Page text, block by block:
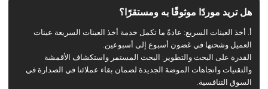
هل تريد موردًا موثوقًا به ومستقرًا؟
أ. أخذ العينات السريع: عادةً ما تكمل خدمة أخذ العينات السريعة عينات
العميل وشحنها في غضون أسبوع إلى أسبوعين.
القدرة على البحث والتطوير: البحث المستمر واستكشاف الأقمشة
والتقنيات واتجاهات الموضة الجديدة لضمان بقاء عملائنا في الصدارة في
السوق التنافسية.